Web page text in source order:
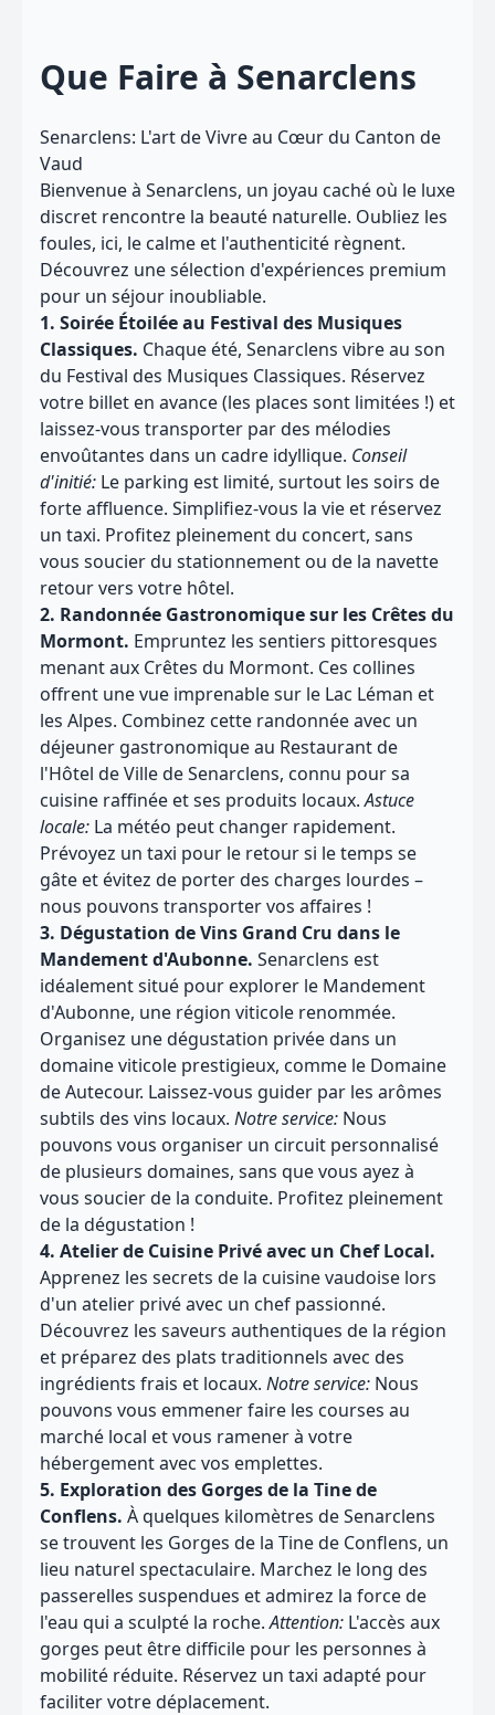
Que Faire à Senarclens
Senarclens: L'art de Vivre au Cœur du Canton de
Vaud
Bienvenue à Senarclens, un joyau caché où le luxe
discret rencontre la beauté naturelle. Oubliez les
foules, ici, le calme et l'authenticité règnent.
Découvrez une sélection d'expériences premium
pour un séjour inoubliable.
1. Soirée Étoilée au Festival des Musiques
Classiques. Chaque été, Senarclens vibre au son
du Festival des Musiques Classiques. Réservez
votre billet en avance (les places sont limitées !) et
laissez-vous transporter par des mélodies
envoûtantes dans un cadre idyllique. Conseil
d'initié: Le parking est limité, surtout les soirs de
forte affluence. Simplifiez-vous la vie et réservez
un taxi. Profitez pleinement du concert, sans
vous soucier du stationnement ou de la navette
retour vers votre hôtel.
2. Randonnée Gastronomique sur les Crêtes du
Mormont. Empruntez les sentiers pittoresques
menant aux Crêtes du Mormont. Ces collines
offrent une vue imprenable sur le Lac Léman et
les Alpes. Combinez cette randonnée avec un
déjeuner gastronomique au Restaurant de
l'Hôtel de Ville de Senarclens, connu pour sa
cuisine raffinée et ses produits locaux.Astuce
locale: La météo peut changer rapidement.
Prévoyez un taxi pour le retour si le temps se
gâte et évitez de porter des charges lourdes –
nous pouvons transporter vos affaires !
3. Dégustation de Vins Grand Cru dans le
Mandement d'Aubonne. Senarclens est
idéalement situé pour explorer le Mandement
d'Aubonne, une région viticole renommée.
Organisez une dégustation privée dans un
domaine viticole prestigieux, comme le Domaine
de Autecour. Laissez-vous guider par les arômes
subtils des vins locaux. Notre service: Nous
pouvons vous organiser un circuit personnalisé
de plusieurs domaines, sans que vous ayez à
vous soucier de la conduite. Profitez pleinement
de la dégustation !
4. Atelier de Cuisine Privé avec un Chef Local.
Apprenez les secrets de la cuisine vaudoise lors
d'un atelier privé avec un chef passionné.
Découvrez les saveurs authentiques de la région
et préparez des plats traditionnels avec des
ingrédients frais et locaux. Notre service: Nous
pouvons vous emmener faire les courses au
marché local et vous ramener à votre
hébergement avec vos emplettes.
5. Exploration des Gorges de la Tine de
Conflens. À quelques kilomètres de Senarclens
se trouvent les Gorges de la Tine de Conflens, un
lieu naturel spectaculaire. Marchez le long des
passerelles suspendues et admirez la force de
l'eau qui a sculpté la roche.Attention: L'accès aux
gorges peut être difficile pour les personnes à
mobilité réduite. Réservez un taxi adapté pour
faciliter votre déplacement.